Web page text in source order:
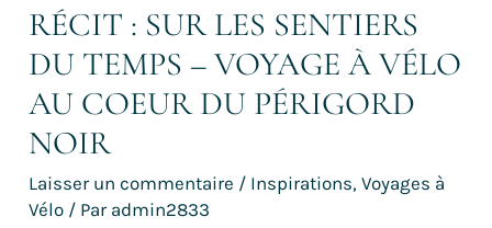
RÉCIT : SUR LES SENTIERS
DU TEMPS – VOYAGE À VÉLO
AU COEUR DU PÉRIGORD
NOIR
Laisser un commentaire / Inspirations,Voyages à
Vélo / Par admin2833
du
Périgord
Noir